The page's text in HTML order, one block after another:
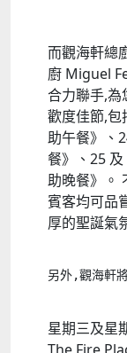
而觀海軒總
廚 Miguel
合力聯手,為
歡度佳節,包
助午餐》、
餐》、25
助晚餐》。
賓客均可品
厚的聖誕氣
另外,觀海軒
星期三及星